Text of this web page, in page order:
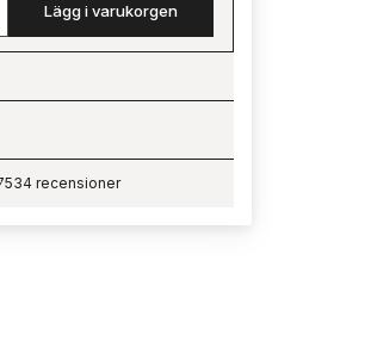
Lägg i varukorgen
recensioner